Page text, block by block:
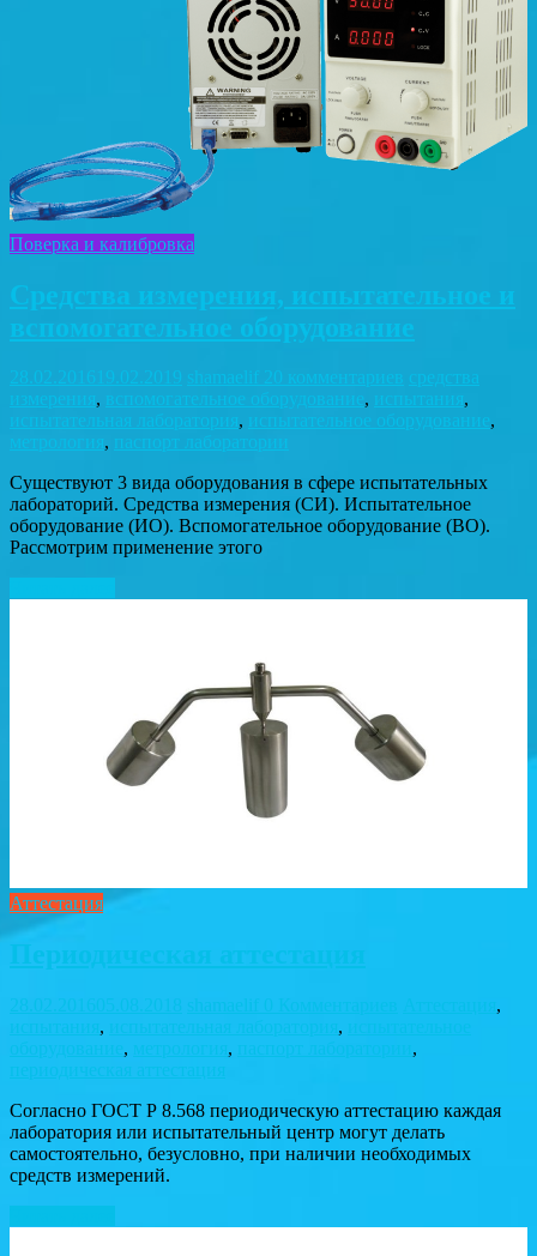
Поверка и калибровка
Средства измерения, испытательное и
вспомогательное оборудование
28.02.2016 19.02.2019 shamaelif 20 комментариев
измерения , вспомогательное оборудование , испытания,
испытательная лаборатория , испытательное оборудование ,
,
паспорт лаборатории
Существуют 3 вида оборудования в сфере испытательных
лабораторий. Средства измерения (СИ). Испытательное
оборудование (ИО). Вспомогательное оборудование (ВО).
Рассмотрим применение этого
Аттестация
Периодическая аттестация
,
, ,
, ,
,
Согласно ГОСТ Р 8.568 периодическую аттестацию каждая
лаборатория или испытательный центр могут делать
самостоятельно, безусловно, при наличии необходимых
средств измерений.